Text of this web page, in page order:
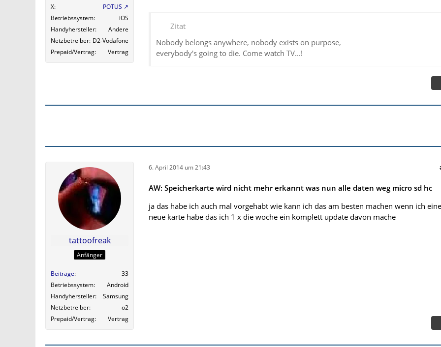
X
POTUS
Betriebssystem
iOS
Handyhersteller
Andere
Netzbetreiber D2-Vodafone
Prepaid/Vertrag
Vertrag
Zitat
Nobody belongs anywhere, nobody exists on purpose,
everybody's going to die. Come watch TV...!
tattoofreak
Anfänger
Beiträge
33
Betriebssystem
Android
Handyhersteller
Samsung
Netzbetreiber
o2
Prepaid/Vertrag
Vertrag
6. April 2014 um 21:43
AW: Speicherkarte wird nicht mehr erkannt was nun alle daten weg micro sd hc
ja das habe ich auch mal vorgehabt wie kann ich das am besten machen wenn ich eine
neue karte habe das ich 1 x die woche ein komplett update davon mache